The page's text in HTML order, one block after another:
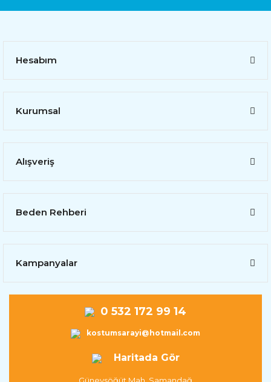
Hesabım
Kurumsal
Alışveriş
Beden Rehberi
Kampanyalar
0 532 172 99 14
kostumsarayi@hotmail.com
Haritada Gör